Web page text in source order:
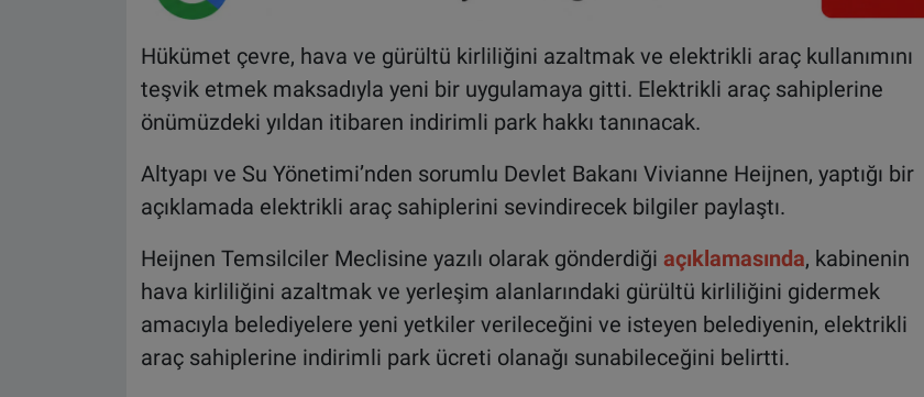
Hükümet çevre, hava ve gürültü kirliliğini azaltmak ve elektrikli araç kullanımını
teşvik etmek maksadıyla yeni bir uygulamaya gitti. Elektrikli araç sahiplerine
önümüzdeki yıldan itibaren indirimli park hakkı tanınacak.
Altyapı ve Su Yönetimi’nden sorumlu Devlet Bakanı Vivianne Heijnen, yaptığı bir
açıklamada elektrikli araç sahiplerini sevindirecek bilgiler paylaştı.
Heijnen Temsilciler Meclisine yazılı olarak gönderdiği açıklamasında, kabinenin
hava kirliliğini azaltmak ve yerleşim alanlarındaki gürültü kirliliğini gidermek
amacıyla belediyelere yeni yetkiler verileceğini ve isteyen belediyenin, elektrikli
araç sahiplerine indirimli park ücreti olanağı sunabileceğini belirtti.